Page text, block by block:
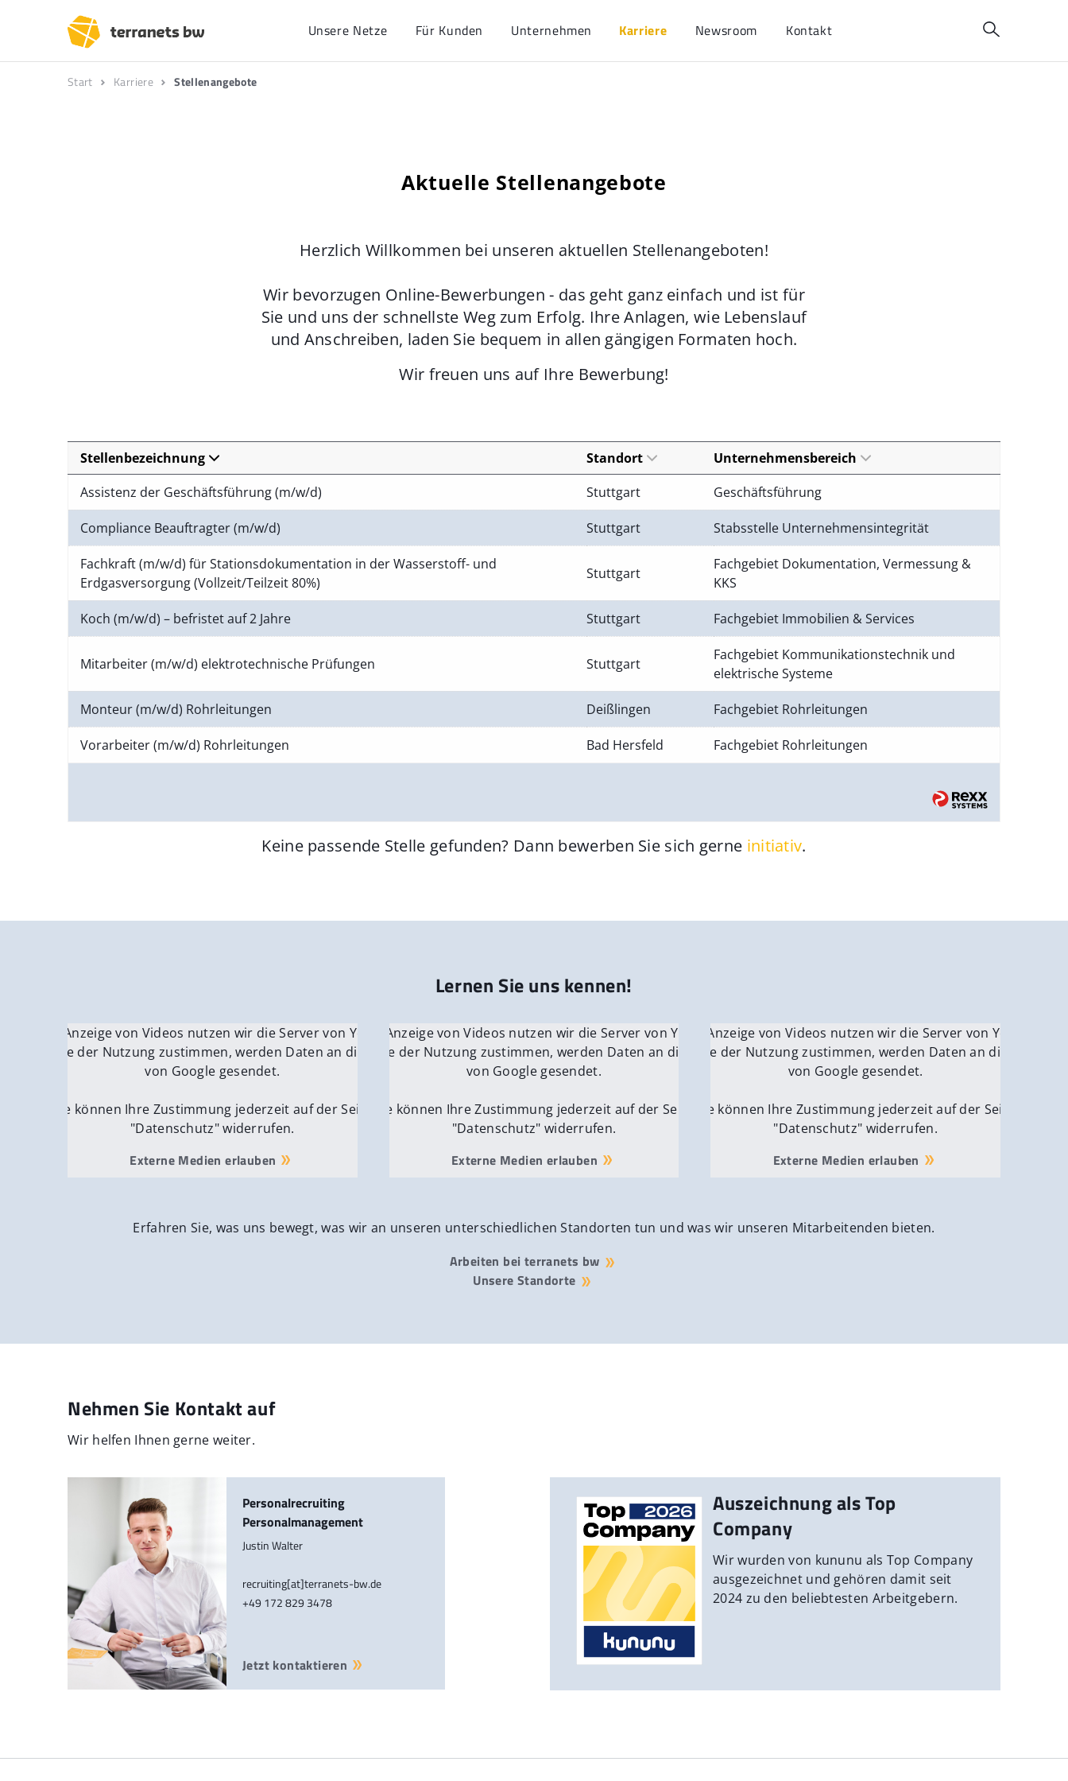
Unsere Netze Für Kunden Unternehmen Karriere Newsroom Kontakt
Start Karriere Stellenangebote
Aktuelle Stellenangebote
Herzlich Willkommen bei unseren aktuellen Stellenangeboten!
Wir bevorzugen Online-Bewerbungen - das geht ganz einfach und ist für
Sie und uns der schnellste Weg zum Erfolg. Ihre Anlagen, wie Lebenslauf
und Anschreiben, laden Sie bequem in allen gängigen Formaten hoch.
Wir freuen uns auf Ihre Bewerbung!
Stellenbezeichnung Standort
Unternehmensbereich
Assistenz der Geschäftsführung (m/w/d)
Stuttgart Geschäftsführung
Compliance Beauftragter (m/w/d) Stuttgart Stabsstelle Unternehmensintegrität
Fachkraft (m/w/d) für Stationsdokumentation in der Wasserstoff- und
Erdgasversorgung (Vollzeit/Teilzeit 80%)
Stuttgart
Fachgebiet Dokumentation, Vermessung &
KKS
Koch (m/w/d) – befristet auf 2 Jahre Stuttgart Fachgebiet Immobilien & Services
Mitarbeiter (m/w/d) elektrotechnische Prüfungen Stuttgart
Fachgebiet Kommunikationstechnik und
elektrische Systeme
Monteur (m/w/d) Rohrleitungen Deißlingen Fachgebiet Rohrleitungen
Vorarbeiter (m/w/d) Rohrleitungen Bad Hersfeld Fachgebiet Rohrleitungen
Keine passende Stelle gefunden? Dann bewerben Sie sich gerne initiativ.
Lernen Sie uns kennen!
Für die Anzeige von Videos nutzen wir die Server von YouTube.
Wenn Sie der Nutzung zustimmen, werden Daten an die Server
von Google gesendet.
Sie können Ihre Zustimmung jederzeit auf der Seite
"Datenschutz" widerrufen.
Externe Medien erlauben
Für die Anzeige von Videos nutzen wir die Server von YouTube.
Wenn Sie der Nutzung zustimmen, werden Daten an die Server
von Google gesendet.
Sie können Ihre Zustimmung jederzeit auf der Seite
"Datenschutz" widerrufen.
Externe Medien erlauben
Für die Anzeige von Videos nutzen wir die Server von YouTube.
Wenn Sie der Nutzung zustimmen, werden Daten an die Server
von Google gesendet.
Sie können Ihre Zustimmung jederzeit auf der Seite
"Datenschutz" widerrufen.
Externe Medien erlauben
Erfahren Sie, was uns bewegt, was wir an unseren unterschiedlichen Standorten tun und was wir unseren Mitarbeitenden bieten.
Arbeiten bei terranets bw
Unsere Standorte
Nehmen Sie Kontakt auf
Wir helfen Ihnen gerne weiter.
Personalrecruiting
Personalmanagement
Justin Walter
recruiting[at]terranets-bw.de
+49 172 829 3478
Jetzt kontaktieren
Auszeichnung als Top
Company
Wir wurden von kununu als Top Company
ausgezeichnet und gehören damit seit
2024 zu den beliebtesten Arbeitgebern.